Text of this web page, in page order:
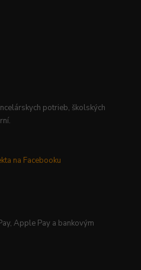
potrieb, školských
Apple Pay a bankovým